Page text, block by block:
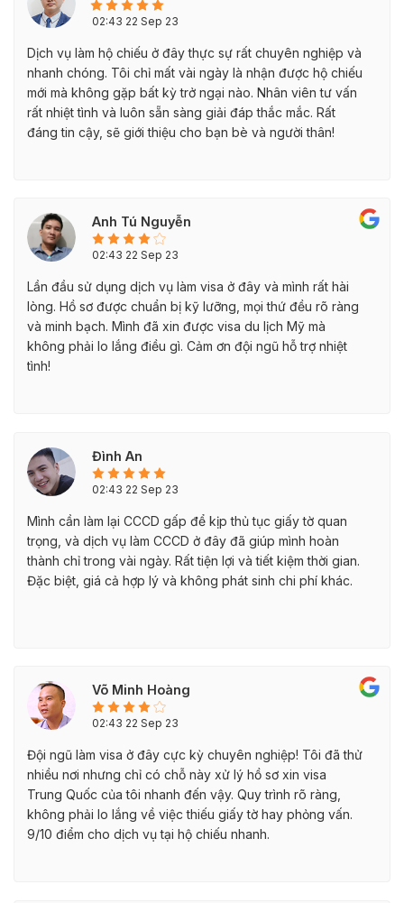
02:43 22 Sep 23
Dịch vụ làm hộ chiếu ở đây thực sự rất chuyên nghiệp và
nhanh chóng. Tôi chỉ mất vài ngày là nhận được hộ chiếu
mới mà không gặp bất kỳ trở ngại nào. Nhân viên tư vấn
rất nhiệt tình và luôn sẵn sàng giải đáp thắc mắc. Rất
đáng tin cậy, sẽ giới thiệu cho bạn bè và người thân!
Anh Tú Nguyễn
02:43 22 Sep 23
Lần đầu sử dụng dịch vụ làm visa ở đây và mình rất hài
lòng. Hồ sơ được chuẩn bị kỹ lưỡng, mọi thứ đều rõ ràng
và minh bạch. Mình đã xin được visa du lịch Mỹ mà
không phải lo lắng điều gì. Cảm ơn đội ngũ hỗ trợ nhiệt
tình!
Đình An
02:43 22 Sep 23
Mình cần làm lại CCCD gấp để kịp thủ tục giấy tờ quan
trọng, và dịch vụ làm CCCD ở đây đã giúp mình hoàn
thành chỉ trong vài ngày. Rất tiện lợi và tiết kiệm thời gian.
Đặc biệt, giá cả hợp lý và không phát sinh chi phí khác.
Võ Minh Hoàng
02:43 22 Sep 23
Đội ngũ làm visa ở đây cực kỳ chuyên nghiệp! Tôi đã thử
nhiều nơi nhưng chỉ có chỗ này xử lý hồ sơ xin visa
Trung Quốc của tôi nhanh đến vậy. Quy trình rõ ràng,
không phải lo lắng về việc thiếu giấy tờ hay phỏng vấn.
9/10 điểm cho dịch vụ tại hộ chiếu nhanh.